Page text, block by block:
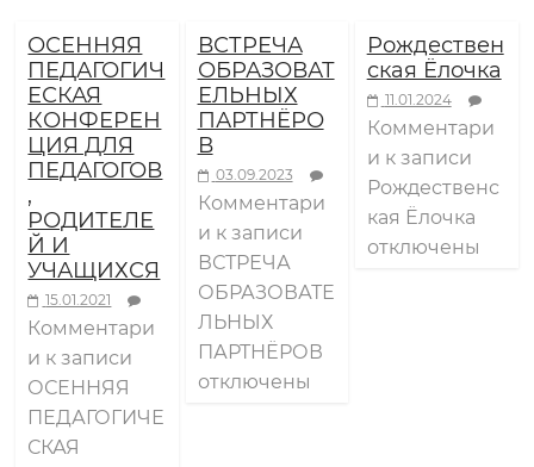
т
р
а
ш
н
е
ОСЕННЯЯ
ПЕДАГОГИЧ
ЕСКАЯ
КОНФЕРЕН
ЦИЯ ДЛЯ
ПЕДАГОГОВ
,
РОДИТЕЛЕ
Й И
УЧАЩИХСЯ
15.01.2021
Комментари
и к записи
ОСЕННЯЯ
ПЕДАГОГИЧЕ
СКАЯ
ВСТРЕЧА
ОБРАЗОВАТ
ЕЛЬНЫХ
ПАРТНЁРО
В
03.09.2023
Комментари
и к записи
ВСТРЕЧА
ОБРАЗОВАТЕ
ЛЬНЫХ
ПАРТНЁРОВ
отключены
Рождествен
ская Ёлочка
11.01.2024
Комментари
и к записи
Рождественс
кая Ёлочка
отключены